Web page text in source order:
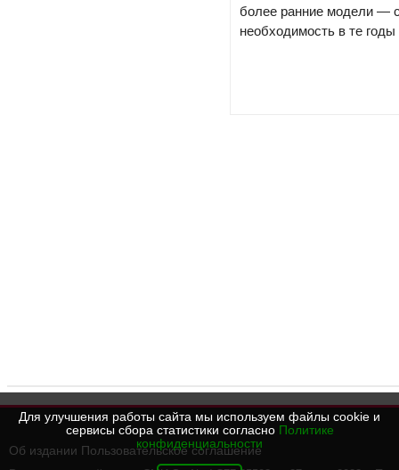
более ранние модели —
необходимость в те годы
Об издании Пользовательское соглашение
Для улучшения работы сайта мы используем файлы cookie и
сервисы сбора статистики согласно Политике
конфиденциальности